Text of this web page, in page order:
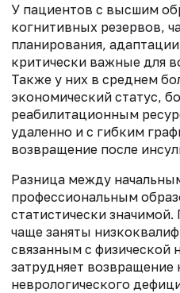
У пациентов с высшим
когнитивных резервов,
планирования,
критически важные для
Также у них в среднем
экономический статус,
реабилитационным
удаленно и с гибким
возвращение после
Разница между
профессиональным
статистически
чаще заняты
связанным с физической
затрудняет возвращение
неврологического